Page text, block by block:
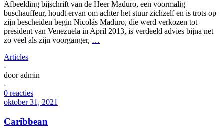
Afbeelding bijschrift van de Heer Maduro, een voormalig
buschauffeur, houdt ervan om achter het stuur zichzelf en is trots op
zijn bescheiden begin Nicolás Maduro, die werd verkozen tot
president van Venezuela in April 2013, is verdeeld advies bijna net
zo veel als zijn voorganger, …
Articles
-
dooradmin
-
0 reacties
oktober 31, 2021
Caribbean